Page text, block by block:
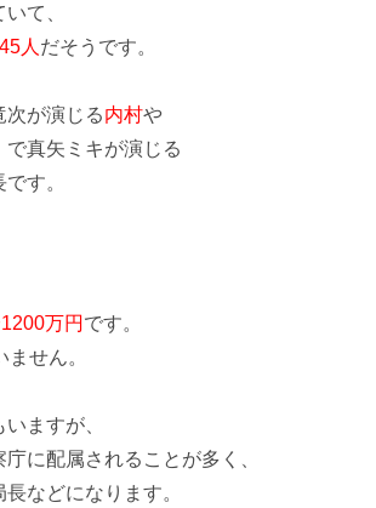
て、
人 だそうです。
次が演じる内村や
で真矢ミキが演じる
す。
万円 です。
ません。
いますが、
に配属されることが多く、
などになります。